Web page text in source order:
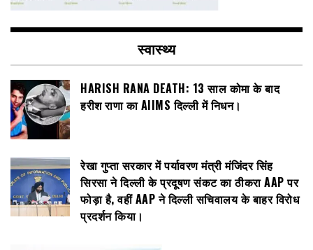
स्वास्थ्य
HARISH RANA DEATH: 13 साल कोमा के बाद
हरीश राणा का AIIMS दिल्ली में निधन।
रेखा गुप्ता सरकार में पर्यावरण मंत्री मंजिंदर सिंह
सिरसा ने दिल्ली के प्रदूषण संकट का ठीकरा AAP पर
फोड़ा है, वहीं AAP ने दिल्ली सचिवालय के बाहर विरोध
प्रदर्शन किया।